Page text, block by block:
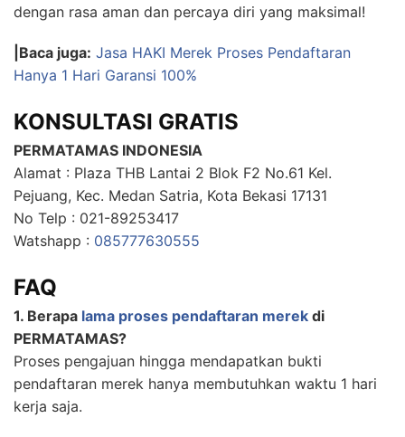
dengan rasa aman dan percaya diri yang maksimal!
|Baca juga: Jasa HAKI Merek Proses Pendaftaran
Hanya 1 Hari Garansi 100%
KONSULTASI GRATIS
PERMATAMAS INDONESIA
Alamat : Plaza THB Lantai 2 Blok F2 No.61 Kel.
Pejuang, Kec. Medan Satria, Kota Bekasi 17131
No Telp : 021-89253417
Watshapp : 085777630555
FAQ
1. Berapa lama proses pendaftaran merek di
PERMATAMAS?
Proses pengajuan hingga mendapatkan bukti
pendaftaran merek hanya membutuhkan waktu 1 hari
kerja saja.